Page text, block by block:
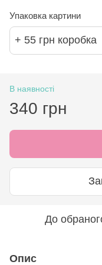
Упаковка картини
+ 55 грн коробка
В наявності
340 грн
До
Опис